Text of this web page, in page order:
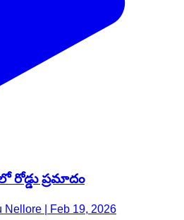
ప్రమాదం
Nellore | Feb 19, 2026